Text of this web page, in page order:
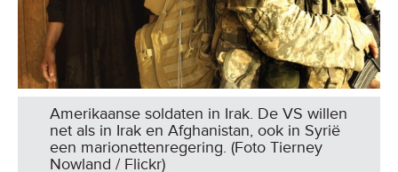
Amerikaanse soldaten in Irak. De VS willen
net als in Irak en Afghanistan, ook in Syrië
een marionettenregering. (Foto Tierney
Nowland / Flickr)